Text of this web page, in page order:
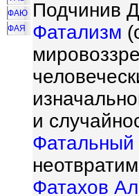
ФАЮ
ФАЯ
Подчинив
Фатализм
и
Фатальный
Фатахов